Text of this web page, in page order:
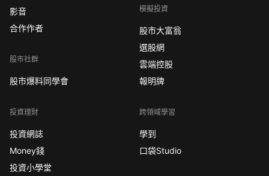
影音
合作作者
股市社群
股市爆料同學會
投資理財
投資網誌
Money錢
投資小學堂
模擬投資
股市大富翁
選股網
雲端控股
報明牌
跨領域學習
學到
口袋Studio